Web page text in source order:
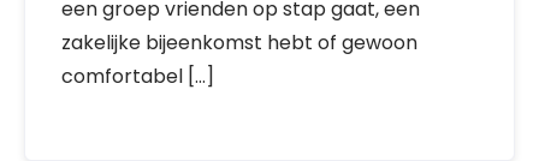
een groep vrienden op stap gaat, een
zakelijke bijeenkomst hebt of gewoon
comfortabel […]